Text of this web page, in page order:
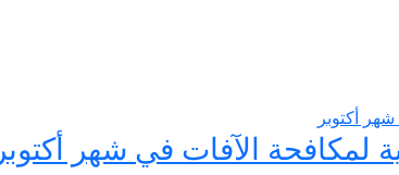
الآفات في شهر أكتوبر